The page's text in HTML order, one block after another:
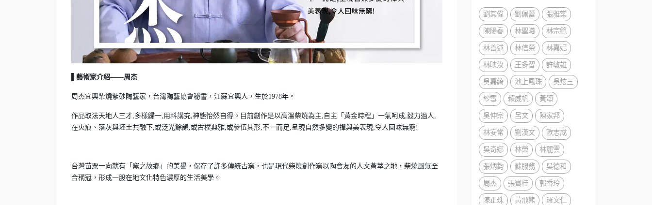
▌藝術家介紹——周杰
周杰宜興柴燒紫砂陶藝家，台灣陶藝協會秘書，江蘇宜興人，生於1978年。
作品取法天地人三才,多樣歸一,用料講究,神態怡然自得。目前創作是以高溫柴燒為主,自主「黃金時程」一氣呵成,毅力過人,
在火痕、落灰與坯土共融下,或泛光餘韻,或古樸典雅,或參伍其形,不一而足,呈現自然多變的禪與美表現,令人回味無窮!
台灣苗粟一向就有「窯之故鄉」的美譽，保存了許多傳統古窯，也是現代柴燒創作窯以陶會友的人文薈萃之地，柴燒風氣全
合稱冠，形成一股在地文化特色濃厚的生活美學。
劉其偉 劉佩蕾
張雅棠
陳陽春
林聖曦
林宗範
林善述
林信榮
林嘉妮
林映汝
王多智
許敏雄
吳嘉綺
池上鳳珠
吳炫三
紗雪
賴威帆
黃頌
吳仲宗
呂文
陳家邦
林安常
劉漢文
歐志成
吳奇娜
林榮
林麗雲
張炳鈞
蘇服務
吳德和
周杰
張寶桂
郭香玲
陳正珠
黃飛熊
羅文仁